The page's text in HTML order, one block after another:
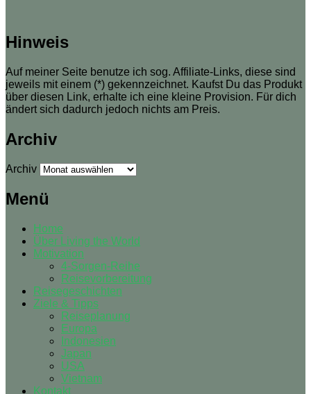
Hinweis
Auf meiner Seite benutze ich sog. Affiliate-Links, diese sind
jeweils mit einem (*) gekennzeichnet. Kaufst Du das Produkt
über diesen Link, erhalte ich eine kleine Provision. Für dich
ändert sich dadurch jedoch nichts am Preis.
Archiv
Archiv
Menü
Home
Über Living the World
Motivation
4-Sorgen-Reihe
Reisevorbereitung
Reisegeschichten
Ziele & Tipps
Reiseplanung
Europa
Indonesien
Japan
USA
Vietnam
Kontakt